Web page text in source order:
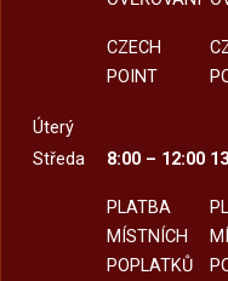
CZECH
POINT
Úterý
Středa
8:00 – 12:00
PLATBA
MÍSTNÍCH
POPLATKŮ